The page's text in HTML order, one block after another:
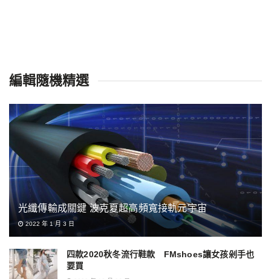
編輯隨機精選
光纖傳輸成關鍵 波克夏超高頻寬接軌元宇宙
2022 年 1 月 3 日
四款2020秋冬流行鞋款 FMshoes讓女孩剁手也
要買